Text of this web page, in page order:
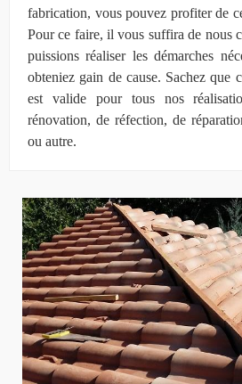
fabrication, vous pouvez profiter de
Pour ce faire, il vous suffira de nous
puissions réaliser les démarches
obteniez gain de cause. Sachez que
est valide pour tous nos
rénovation, de réfection, de
ou autre.